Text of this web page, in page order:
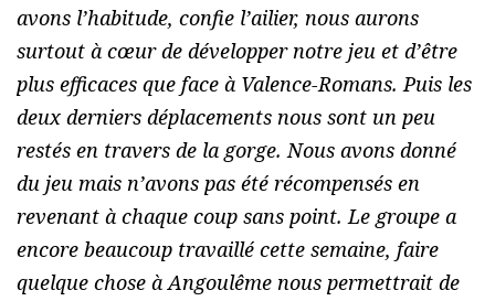
avons l’habitude, confie l’ailier, nous aurons
surtout à cœur de développer notre jeu et d’être
plus efficaces que face à Valence-Romans. Puis les
deux derniers déplacements nous sont un peu
restés en travers de la gorge. Nous avons donné
du jeu mais n’avons pas été récompensés en
revenant à chaque coup sans point. Le groupe a
encore beaucoup travaillé cette semaine, faire
quelque chose à Angoulême nous permettrait de